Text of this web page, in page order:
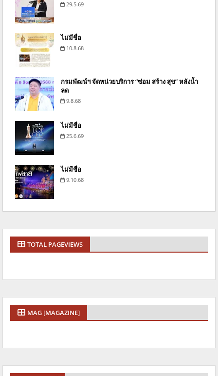
29.5.69
ไม่มีชื่อ
10.8.68
กรมพัฒน์ฯ จัดหน่วยบริการ “ซ่อม สร้าง สุข” หลังน้ำ
ลด
9.8.68
ไม่มีชื่อ
25.6.69
ไม่มีชื่อ
9.10.68
TOTAL PAGEVIEWS
MAG [MAGAZINE]